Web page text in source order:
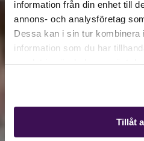
information från din enhet till
annons- och analysföretag
Dessa kan i sin tur kombinera
information som du har
samlat in när du har använt
Tillåt
Currency: EUR
SELECT YOUR